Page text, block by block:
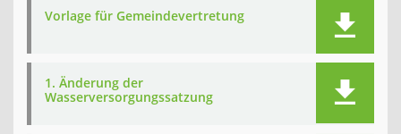
Vorlage für Gemeindevertretung
1. Änderung der
Wasserversorgungssatzung